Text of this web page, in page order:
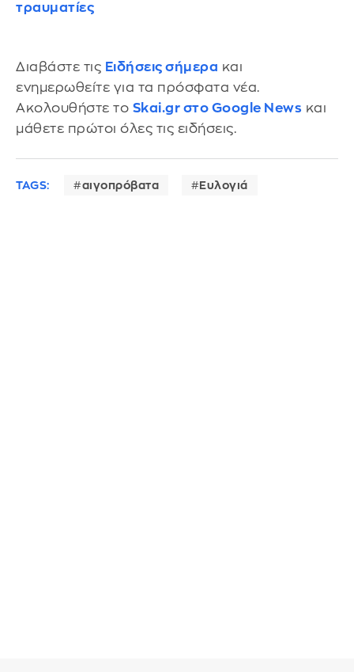
τραυματίες
Διαβάστε τις Ειδήσεις σήμερα και
ενημερωθείτε για τα πρόσφατα νέα.
Ακολουθήστε το Skai.gr στο Google News και
μάθετε πρώτοι όλες τις ειδήσεις.
TAGS: αιγοπρόβατα Ευλογιά